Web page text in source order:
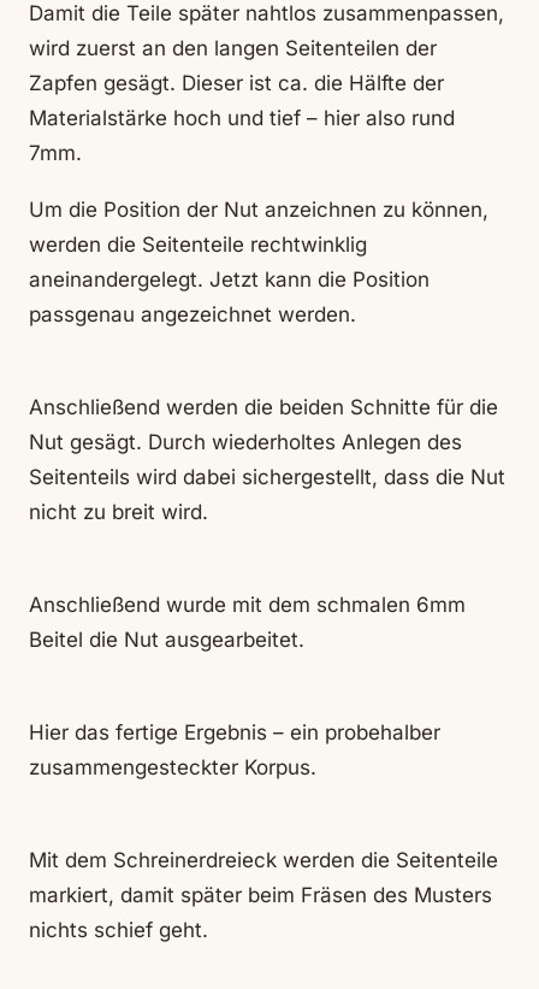
Damit die Teile später nahtlos zusammenpassen,
wird zuerst an den langen Seitenteilen der
Zapfen gesägt. Dieser ist ca. die Hälfte der
Materialstärke hoch und tief – hier also rund
7mm.
Um die Position der Nut anzeichnen zu können,
werden die Seitenteile rechtwinklig
aneinandergelegt. Jetzt kann die Position
passgenau angezeichnet werden.
Anschließend werden die beiden Schnitte für die
Nut gesägt. Durch wiederholtes Anlegen des
Seitenteils wird dabei sichergestellt, dass die Nut
nicht zu breit wird.
Anschließend wurde mit dem schmalen 6mm
Beitel die Nut ausgearbeitet.
Hier das fertige Ergebnis – ein probehalber
zusammengesteckter Korpus.
Mit dem Schreinerdreieck werden die Seitenteile
markiert, damit später beim Fräsen des Musters
nichts schief geht.